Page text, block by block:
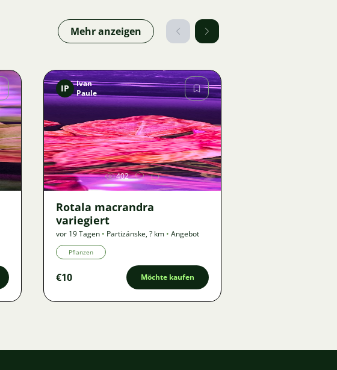
Mehr anzeigen
Bild
IP
Ivan
Paule
402
Rotala macrandra
variegiert
vor 19 Tagen • Partizánske,? km • Angebot
Pflanzen
€10 Möchte kaufen